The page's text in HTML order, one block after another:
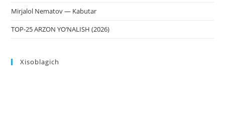
Mirjalol Nematov — Kabutar
TOP-25 ARZON YO‘NALISH (2026)
Xisoblagich